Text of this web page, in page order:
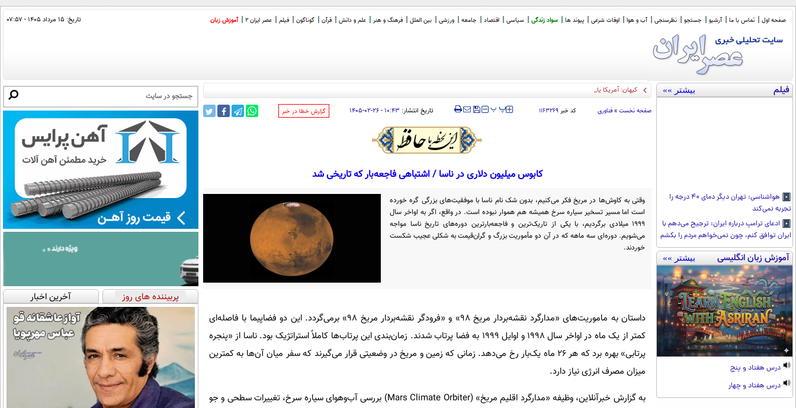
صفحه اول تماس با ما آرشیو جستجو نظرسنجی آب و هوا اوقات شرعی پیوند ها سواد زندگی سیاسی اقتصاد جامعه ورزشی بین الملل فرهنگ و هنر علم و دانش قرآن گوناگون فیلم عصر ایران 2 آموزش زبان تاریخ: ۱۵ مرداد ۱۴۰۵ - ۰۷:۵۷
فیلم بیشتر »»
هواشناسی: تهران دیگر دمای ۴۰ درجه را
تجربه نمی‌کند
ادعای ترامپ درباره ایران: ترجیح می‌دهم با
ایران توافق کنم، چون نمی‌خواهم مردم را بکشم
آموزش زبان انگلیسی بیشتر »»
درس هفتاد و پنج
درس هفتاد و چهار
کیهان: آمریکا یا «نظم جدید» را می پ
صفحه نخست » فناوری کد خبر ۱۱۶۳۲۶۹ ‍‍‍ پپ تاریخ انتشار: ۱۰:۴۳ - ۲۶-۰۲-۱۴۰۵ ‌گزارش خطا در خبر
کابوس میلیون دلاری در ناسا / اشتباهی فاجعه‌بار که تاریخی شد
وقتی به کاوش‌ها در مریخ فکر می‌کنیم، بدون شک نام ناسا با موفقیت‌های بزرگی گره خورده
است اما مسیر تسخیر سیاره سرخ همیشه هم هموار نبوده است. در واقع، اگر به اواخر سال
۱۹۹۹ میلادی برگردیم، با یکی از تاریک‌ترین و فاجعه‌بارترین دوره‌های تاریخ ناسا مواجه
می‌شویم. دوره‌ای سه ماهه که در آن دو مأموریت بزرگ و گران‌قیمت به شکلی عجیب شکست
خوردند.
داستان به ماموریت‌های «مدارگرد نقشه‌بردار مریخ ۹۸» و «فرودگر نقشه‌بردار مریخ ۹۸» برمی‌گردد. این دو فضاپیما با فاصله‌ای
کمتر از یک ماه در اواخر سال ۱۹۹۸ و اوایل ۱۹۹۹ به فضا پرتاب شدند. زمان‌بندی این پرتاب‌ها کاملاً استراتژیک بود. ناسا از «پنجره
پرتابی» بهره برد که هر ۲۶ ماه یک‌بار رخ می‌دهد. زمانی که زمین و مریخ در وضعیتی قرار می‌گیرند که سفر میان آن‌ها به کمترین
میزان مصرف انرژی نیاز دارد.
به گزارش خبرآنلاین، وظیفه «مدارگرد اقلیم مریخ» (Mars Climate Orbiter) بررسی آب‌وهوای سیاره سرخ، تغییرات سطحی و جو
پربیننده های روز آخرین اخبار